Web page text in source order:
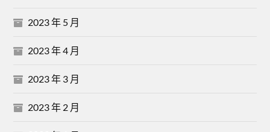
2023 年 5 月
2023 年 4 月
2023 年 3 月
2023 年 2 月